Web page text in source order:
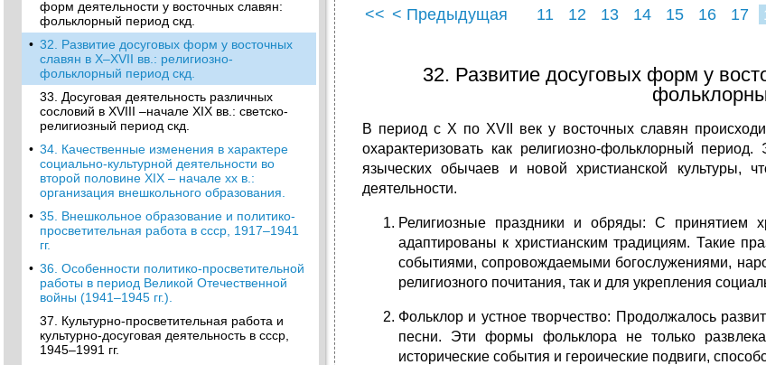
форм деятельности у восточных славян:
фольклорный период скд.
• 32. Развитие досуговых форм у восточных
славян в X–XVII вв.: религиозно-
фольклорный период скд.
33. Досуговая деятельность различных
сословий в XVIII –начале XIX вв.: светско-
религиозный период скд.
• 34. Качественные изменения в характере
социально-культурной деятельности во
второй половине XIX – начале хх в.:
организация внешкольного образования.
• 35. Внешкольное образование и политико-
просветительная работа в ссср, 1917–1941
гг.
• 36. Особенности политико-просветительной
работы в период Великой Отечественной
войны (1941–1945 гг.).
37. Культурно-просветительная работа и
культурно-досуговая деятельность в ссср,
1945–1991 гг.
<< < Предыдущая 11 12 13 14 15 16 17
32. Развитие досуговых форм у
В период с X по XVII век у восточных славян
охарактеризовать как религиозно-фольклорный
языческих обычаев и новой христианской культуры,
деятельности.
Религиозные праздники и обряды: С принятием
адаптированы к христианским традициям. Такие
событиями, сопровождаемыми богослужениями,
религиозного почитания, так и для укрепления
Фольклор и устное творчество: Продолжалось
песни. Эти формы фольклора не только
исторические события и героические подвиги,